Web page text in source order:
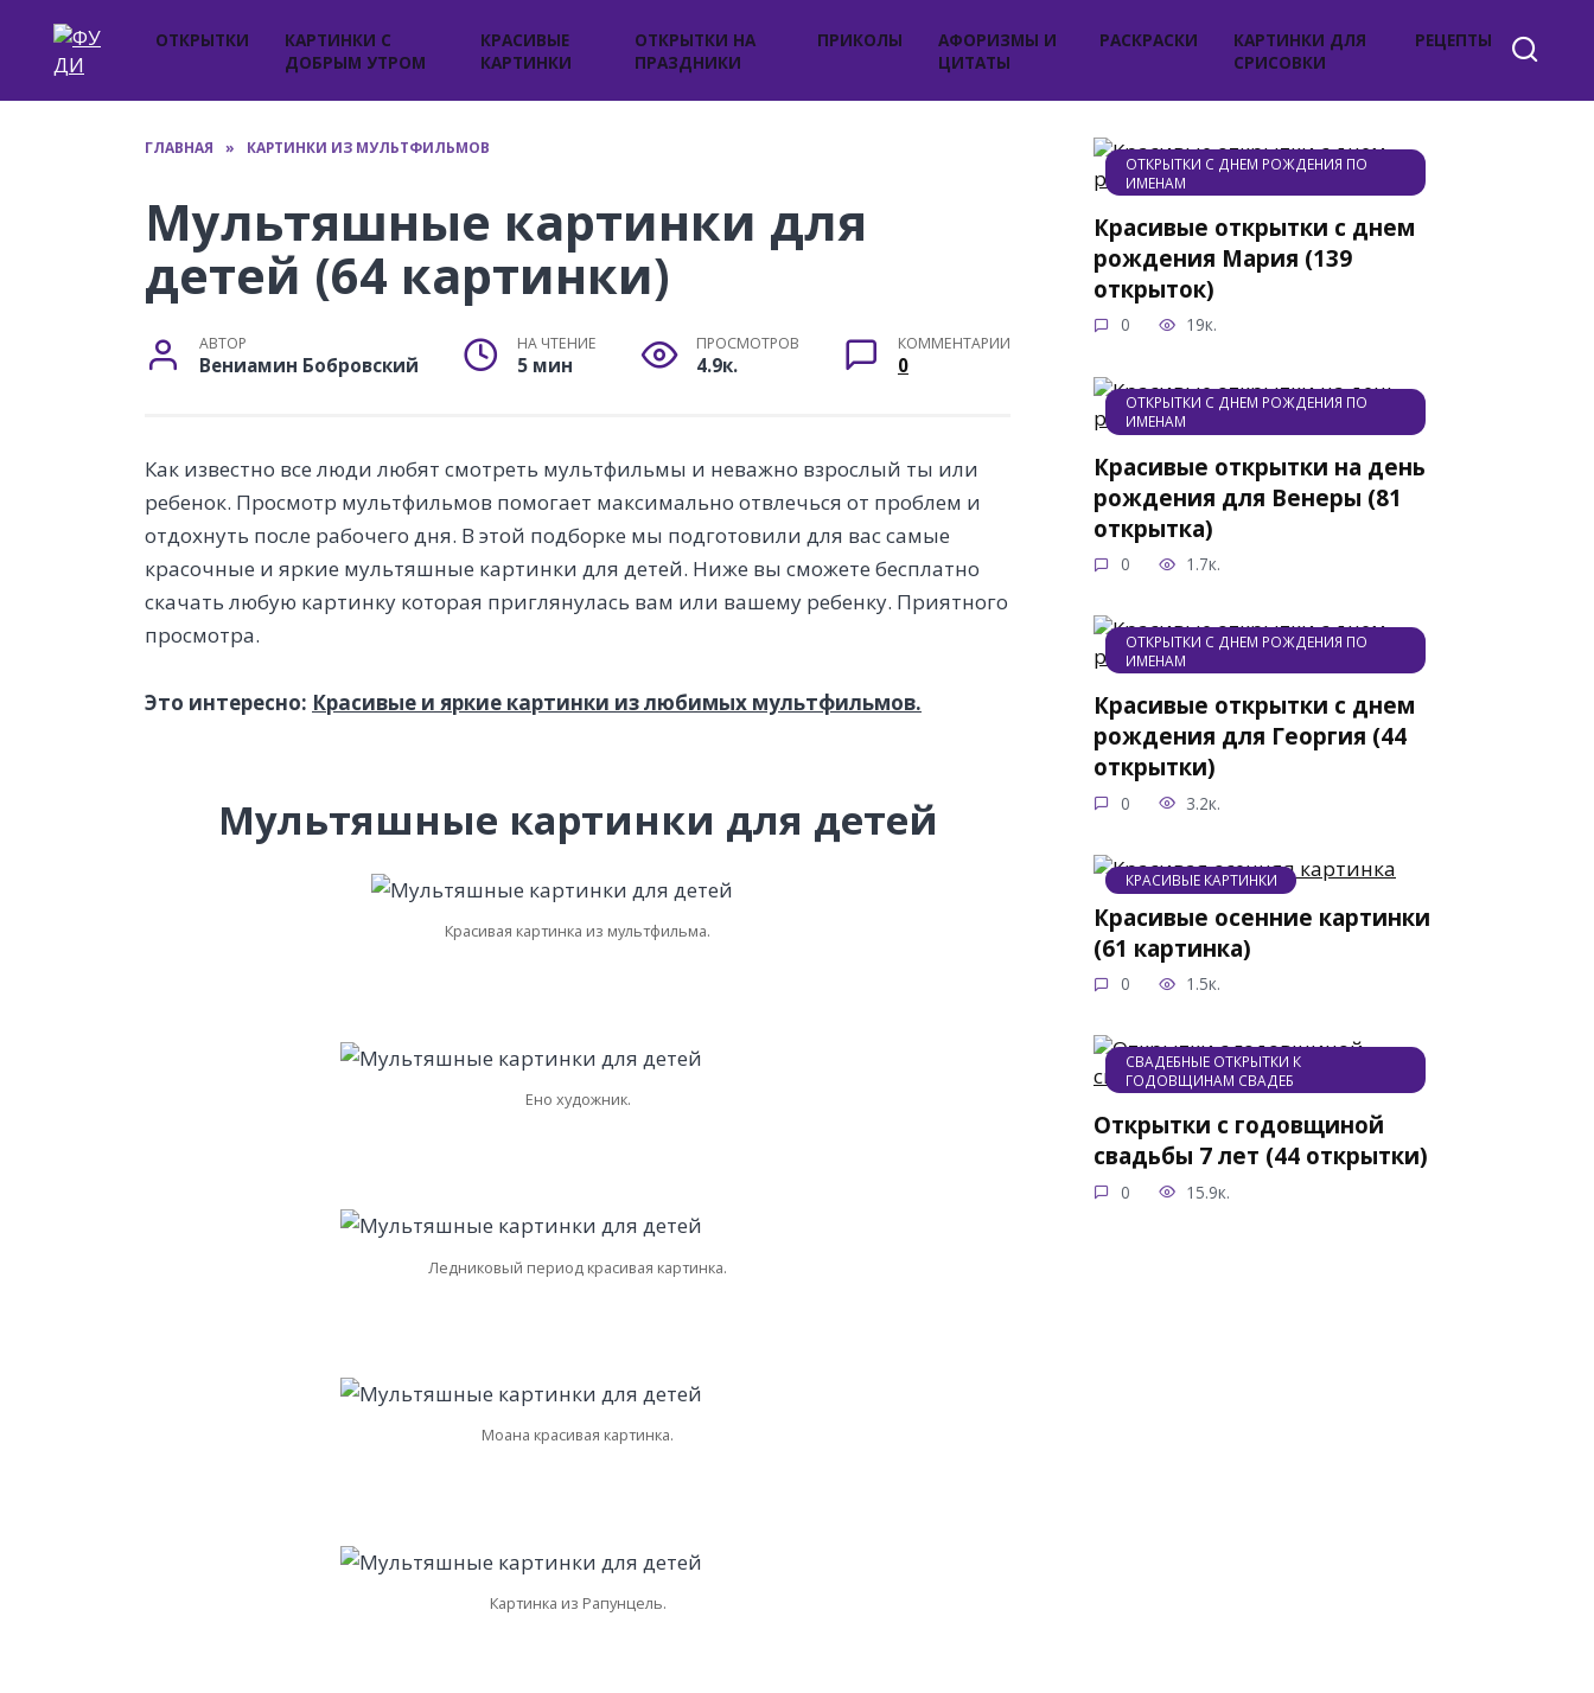
содержанию
ОТКРЫТКИ
КАРТИНКИ С
ДОБРЫМ УТРОМ
КРАСИВЫЕ
КАРТИНКИ
ОТКРЫТКИ НА
ПРАЗДНИКИ
ПРИКОЛЫ
АФОРИЗМЫ И
ЦИТАТЫ
РАСКРАСКИ
КАРТИНКИ ДЛЯ
СРИСОВКИ
РЕЦЕПТЫ
ГЛАВНАЯ » КАРТИНКИ ИЗ МУЛЬТФИЛЬМОВ
Мультяшные картинки для
детей (64 картинки)
АВТОР
Вениамин Бобровский
НА ЧТЕНИЕ
5 мин
ПРОСМОТРОВ
4.9к.
КОММЕНТАРИИ
0
Как известно все люди любят смотреть мультфильмы и неважно взрослый ты или
ребенок. Просмотр мультфильмов помогает максимально отвлечься от проблем и
отдохнуть после рабочего дня. В этой подборке мы подготовили для вас самые
красочные и яркие мультяшные картинки для детей. Ниже вы сможете бесплатно
скачать любую картинку которая приглянулась вам или вашему ребенку. Приятного
просмотра.
Это интересно: Красивые и яркие картинки из любимых мультфильмов.
Мультяшные картинки для детей
Красивая картинка из мультфильма.
Ено художник.
Ледниковый период красивая картинка.
Моана красивая картинка.
Картинка из Рапунцель.
ОТКРЫТКИ С ДНЕМ РОЖДЕНИЯ ПО
ИМЕНАМ
Красивые открытки с днем
рождения Мария (139
открыток)
0 19к.
ОТКРЫТКИ С ДНЕМ РОЖДЕНИЯ ПО
ИМЕНАМ
Красивые открытки на день
рождения для Венеры (81
открытка)
0 1.7к.
ОТКРЫТКИ С ДНЕМ РОЖДЕНИЯ ПО
ИМЕНАМ
Красивые открытки с днем
рождения для Георгия (44
открытки)
0 3.2к.
КРАСИВЫЕ КАРТИНКИ
Красивые осенние картинки
(61 картинка)
0 1.5к.
СВАДЕБНЫЕ ОТКРЫТКИ К
ГОДОВЩИНАМ СВАДЕБ
Открытки с годовщиной
свадьбы 7 лет (44 открытки)
0 15.9к.